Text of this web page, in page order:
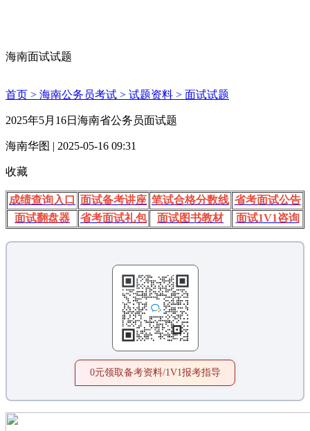
海南面试试题
首页 > 海南公务员考试 > 试题资料 > 面试试题
2025年5月16日海南省公务员面试题
海南华图 | 2025-05-16 09:31
收藏
成绩查询入口 面试备考讲座 笔试合格分数线 省考面试公告
面试翻盘器
省考面试礼包 面试图书教材 面试1V1咨询
0元领取备考资料/1V1报考指导